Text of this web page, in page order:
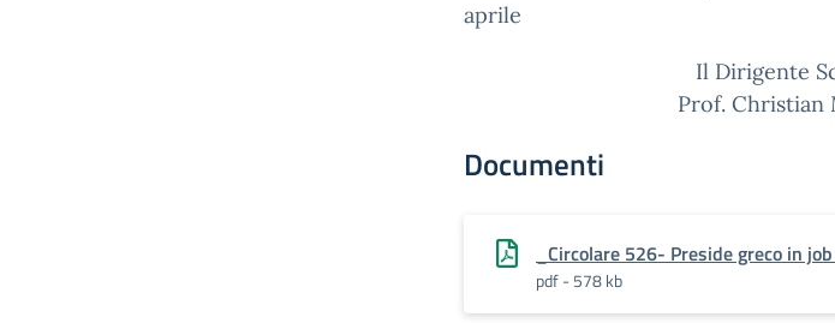
aprile
Il Dirigente
Prof. Christian
Documenti
_Circolare 526- Preside greco in
pdf - 578 kb